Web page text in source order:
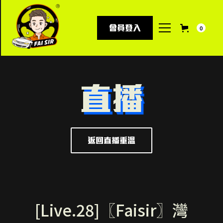
會員登入 0
直播
返回直播重溫
[Live.28]〖Faisir〗灣